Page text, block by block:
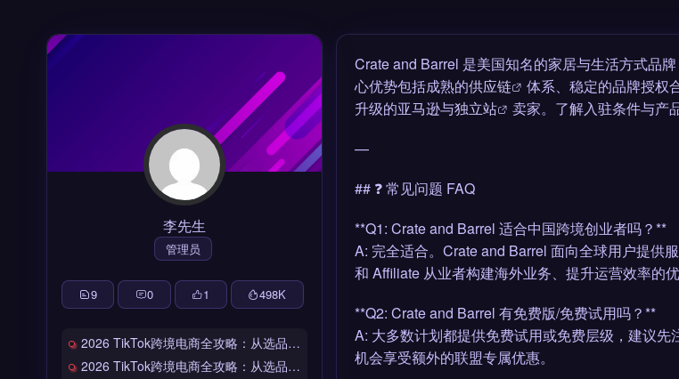
Crate and Barrel 是美国知名的家居与生活方式品
心优势包括成熟的供应链
体系、稳定的品牌授权
升级的亚马逊与独立站
卖家。了解入驻条件与产
—
## ❓ 常见问题 FAQ
**Q1: Crate and Barrel 适合中国跨境创业者吗？**
A: 完全适合。Crate and Barrel 面向全球用户提供
和 Affiliate 从业者构建海外业务、提升运营效率的优
**Q2: Crate and Barrel 有免费版/免费试用吗？**
A: 大多数计划都提供免费试用或免费层级，建议
机会享受额外的联盟专属优惠。
李先生
管理员
9 0 1 498K
2026 TikTok跨境电商全攻略：从选品到爆单的完整工具链
2026 TikTok跨境电商全攻略：从选品到爆单的完整工具链